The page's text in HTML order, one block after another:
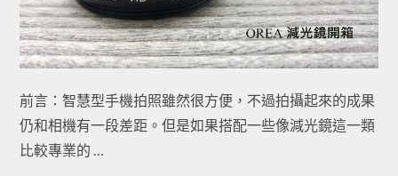
前言：智慧型手機拍照雖然很方便，不過拍攝起來的成果
仍和相機有一段差距。但是如果搭配一些像減光鏡這一類
比較專業的 …